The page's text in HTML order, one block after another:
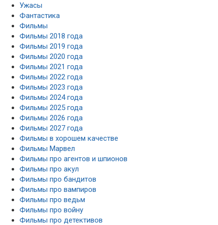
Ужасы
Фантастика
Фильмы
Фильмы 2018 года
Фильмы 2019 года
Фильмы 2020 года
Фильмы 2021 года
Фильмы 2022 года
Фильмы 2023 года
Фильмы 2024 года
Фильмы 2025 года
Фильмы 2026 года
Фильмы 2027 года
Фильмы в хорошем качестве
Фильмы Марвел
Фильмы про агентов и шпионов
Фильмы про акул
Фильмы про бандитов
Фильмы про вампиров
Фильмы про ведьм
Фильмы про войну
Фильмы про детективов